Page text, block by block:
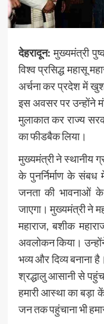
देहरादून: मुख्यमंत्री
विश्व प्रसिद्ध महासू
अर्चना कर प्रदेश में
इस अवसर पर उन्होंने
मुलाकात कर राज्य
का फीडबैक लिया।
मुख्यमंत्री ने स्थानीय
के पुनर्निर्माण के संबध
जनता की भावनाओं के
जाएगा। मुख्यमंत्री ने
महाराज, बशीक
अवलोकन किया।
भव्य और दिव्य
श्रद्धालु आसानी से
हमारी आस्था का बड़ा
जन तक पहुंचाना भी